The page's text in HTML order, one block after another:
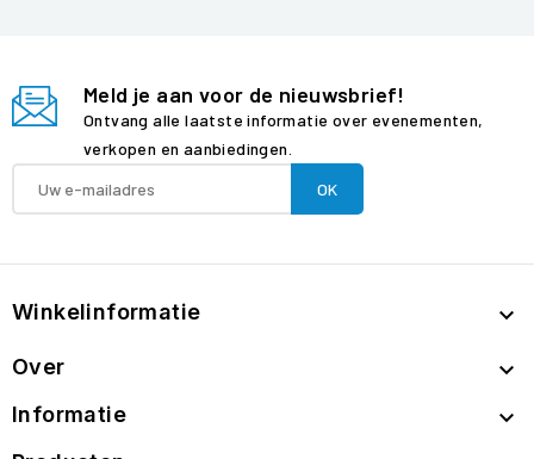
Meld je aan voor de nieuwsbrief!
Ontvang alle laatste informatie over evenementen,
verkopen en aanbiedingen.
Winkelinformatie 
Over 
Informatie 